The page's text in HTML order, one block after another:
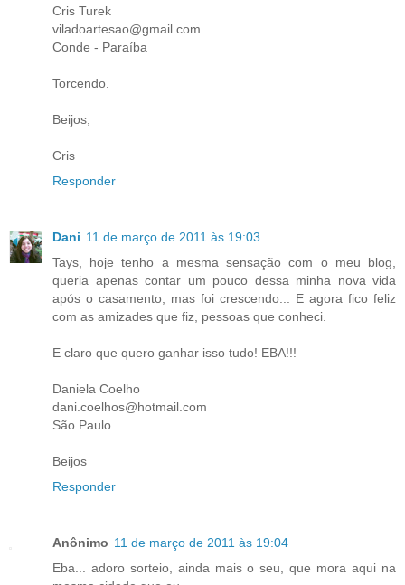
Cris Turek
viladoartesao@gmail.com
Conde - Paraíba
Torcendo.
Beijos,
Cris
Responder
Dani 11 de março de 2011 às 19:03
Tays, hoje tenho a mesma sensação com o meu blog,
queria apenas contar um pouco dessa minha nova vida
após o casamento, mas foi crescendo... E agora fico feliz
com as amizades que fiz, pessoas que conheci.
E claro que quero ganhar isso tudo! EBA!!!
Daniela Coelho
dani.coelhos@hotmail.com
São Paulo
Beijos
Responder
Anônimo 11 de março de 2011 às 19:04
Eba... adoro sorteio, ainda mais o seu, que mora aqui na